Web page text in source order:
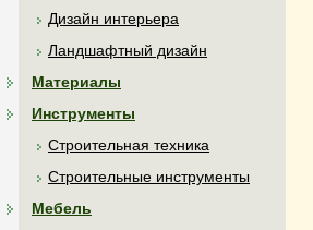
Дизайн интерьера
Ландшафтный дизайн
Материалы
Инструменты
Строительная техника
Строительные инструменты
Мебель